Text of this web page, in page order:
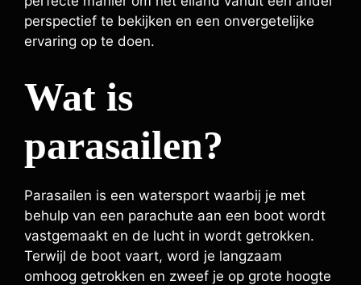
perspectief te bekijken en een onvergetelijke
ervaring op te doen.
Wat is
parasailen?
Parasailen is een watersport waarbij je met
behulp van een parachute aan een boot wordt
vastgemaakt en de lucht in wordt getrokken.
Terwijl de boot vaart, word je langzaam
omhoog getrokken en zweef je op grote hoogte